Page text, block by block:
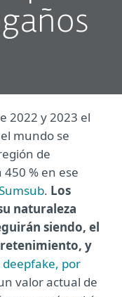
2022 y 2023 el
mundo se
de
% en ese
. Los
naturaleza
siendo, el
y
deepfake, por
valor actual de